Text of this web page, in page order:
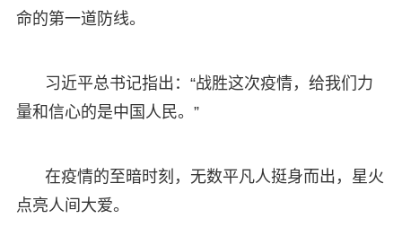
命的第一道防线。
习近平总书记指出：“战胜这次疫情，给我们力
量和信心的是中国人民。”
在疫情的至暗时刻，无数平凡人挺身而出，星火
点亮人间大爱。